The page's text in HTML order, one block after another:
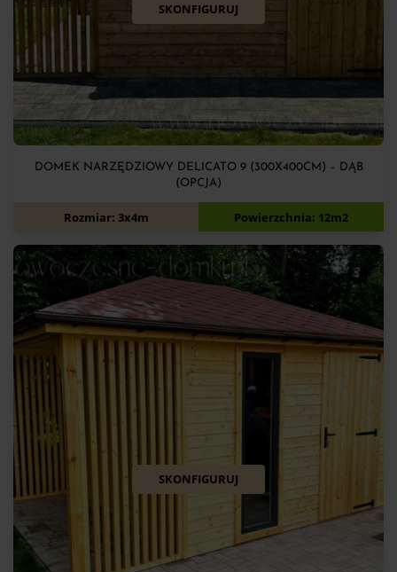
SKONFIGURUJ
DOMEK NARZĘDZIOWY DELICATO 9 (300X400CM) – DĄB
(OPCJA)
7 900zł
Rozmiar: 3x4m Powierzchnia: 12m2
SKONFIGURUJ